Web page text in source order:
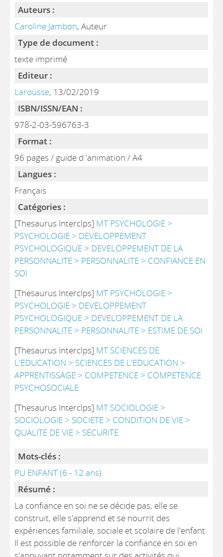
Auteurs :
Caroline Jambon, Auteur
Type de document :
texte imprimé
Editeur :
Larousse, 13/02/2019
ISBN/ISSN/EAN :
978-2-03-596763-3
Format :
96 pages / guide d 'animation / A4
Langues :
Français
Catégories :
[Thesaurus Interclps] MT PSYCHOLOGIE >
PSYCHOLOGIE > DEVELOPPEMENT
PSYCHOLOGIQUE > DEVELOPPEMENT DE LA
PERSONNALITE > PERSONNALITE > CONFIANCE EN
SOI
[Thesaurus Interclps] MT PSYCHOLOGIE >
PSYCHOLOGIE > DEVELOPPEMENT
PSYCHOLOGIQUE > DEVELOPPEMENT DE LA
PERSONNALITE > PERSONNALITE > ESTIME DE SOI
[Thesaurus Interclps] MT SCIENCES DE
L'EDUCATION > SCIENCES DE L'EDUCATION >
APPRENTISSAGE > COMPETENCE > COMPETENCE
PSYCHOSOCIALE
[Thesaurus Interclps] MT SOCIOLOGIE >
SOCIOLOGIE > SOCIETE > CONDITION DE VIE >
QUALITE DE VIE > SECURITE
Mots-clés :
PU ENFANT (6 - 12 ans)
Résumé :
La confiance en soi ne se décide pas, elle se
construit, elle s'apprend et se nourrit des
expériences familiale, sociale et scolaire de l'enfant.
Il est possible de renforcer la confiance en soi en